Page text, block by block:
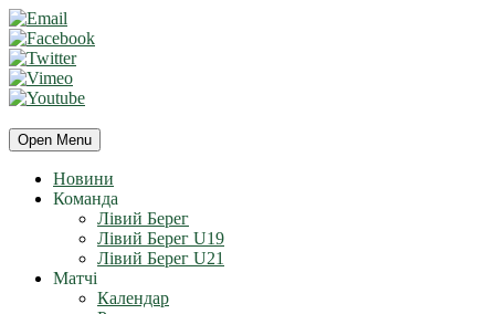
Open Menu
Новини
Команда
Лівий Берег
Лівий Берег U19
Лівий Берег U21
Матчі
Календар